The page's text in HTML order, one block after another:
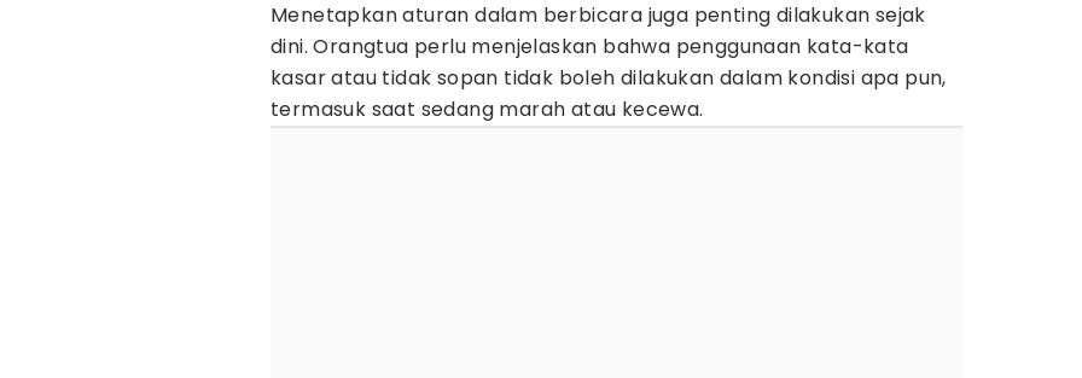
Menetapkan aturan dalam berbicara juga penting dilakukan sejak
dini. Orangtua perlu menjelaskan bahwa penggunaan kata-kata
kasar atau tidak sopan tidak boleh dilakukan dalam kondisi apa pun,
termasuk saat sedang marah atau kecewa.